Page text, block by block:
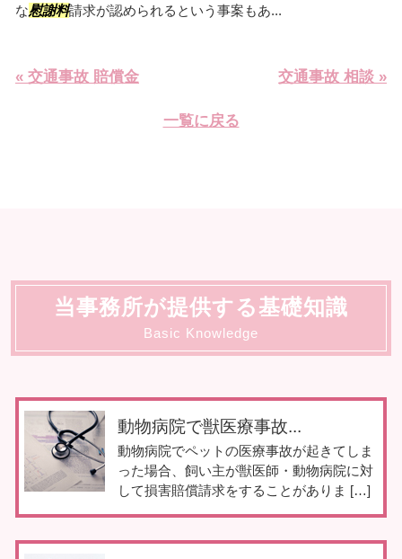
な慰謝料請求が認められるという事案もあ...
« 交通事故 賠償金 交通事故 相談 »
一覧に戻る
当事務所が提供する基礎知識
Basic Knowledge
動物病院で獣医療事故...
動物病院でペットの医療事故が起きてしま
った場合、飼い主が獣医師・動物病院に対
して損害賠償請求をすることがありま […]